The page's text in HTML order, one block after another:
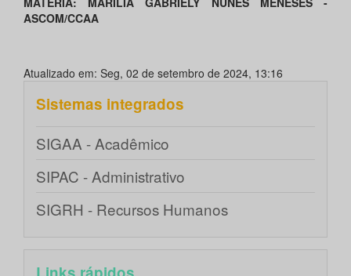
ASCOM/CCAA
Atualizado em: Seg, 02 de setembro de 2024, 13:16
Sistemas integrados
SIGAA - Acadêmico
SIPAC - Administrativo
SIGRH - Recursos Humanos